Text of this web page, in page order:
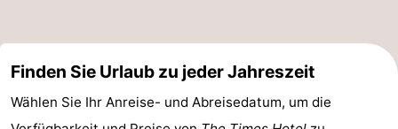
Diamante
im
Gärten
Parks
Umgebung
Finden Sie Urlaub zu jeder Jahreszeit
Wählen Sie Ihr Anreise- und Abreisedatum, um die